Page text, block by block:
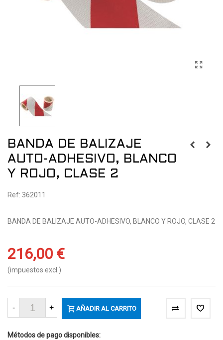
BANDA DE BALIZAJE
AUTO-ADHESIVO, BLANCO
Y ROJO, CLASE 2
Ref: 362011
BANDA DE BALIZAJE AUTO-ADHESIVO, BLANCO Y ROJO, CLASE 2
216,00 €
(impuestos excl.)
- + AÑADIR AL CARRITO
Métodos de pago disponibles: